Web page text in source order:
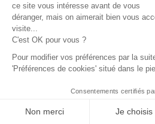
ce site vous intéresse avant de vous
déranger, mais on aimerait bien vous
visite...
C'est OK pour vous ?
Pour modifier vos préférences par la
'Préférences de cookies' situé dans le
Consentements certifiés
Non merci Je choisis